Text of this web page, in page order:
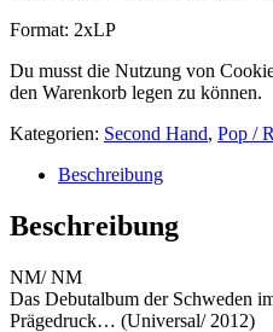
Format: 2xLP
Du musst die Nutzung von
den Warenkorb legen zu können.
Kategorien: Second Hand, Pop /
Beschreibung
Beschreibung
NM/ NM
Das Debutalbum der Schweden
Prägedruck… (Universal/ 2012)